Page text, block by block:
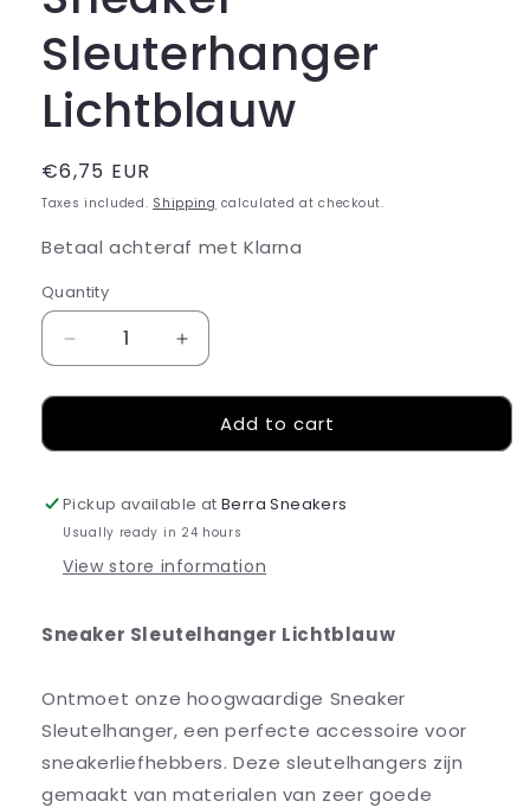
Sleuterhanger
Lichtblauw
Regular
price
€6,75 EUR
Taxes included. Shipping calculated at checkout.
Betaal achteraf met Klarna
Quantity
Decrease
quantity
for
Sleuterhanger
Increase
quantity
for
Sneaker
Sleuterhanger
Add to cart
Pickup available atBerra Sneakers
Usually ready in 24 hours
View store information
Sneaker Sleutelhanger Lichtblauw
Ontmoet onze hoogwaardige Sneaker
Sleutelhanger, een perfecte accessoire voor
sneakerliefhebbers. Deze sleutelhangers zijn
gemaakt van materialen van zeer goede